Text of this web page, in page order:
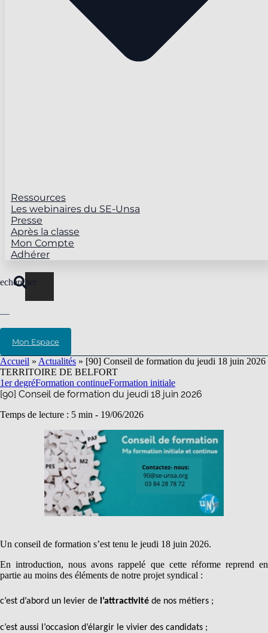
Ressources
Les webinaires du SE-Unsa
Presse
Après la classe
Mon Compte
Adhérer
Mon Espace
Accueil » Actualités » [90] Conseil de formation du jeudi 18 juin 2026
TERRITOIRE DE BELFORT
1er degréFormation continueFormation initiale
[90] Conseil de formation du jeudi 18 juin 2026
Temps de lecture : 5 min - 19/06/2026
Un conseil de formation s’est tenu le jeudi 18 juin 2026.
En introduction, nous avons rappelé que cette réforme reprend en
partie au moins des éléments de notre projet syndical :
c’est d’abord un levier de l’attractivité de nos métiers ;
c’est aussi l’occasion d’élargir le vivier des candidats ;